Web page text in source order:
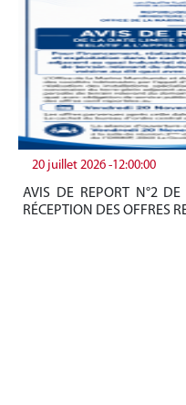
20 juillet 2026 -12:00:00
AVIS DE REPORT N°2
RÉCEPTION DES OFFRES